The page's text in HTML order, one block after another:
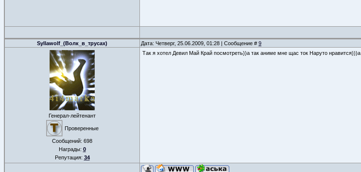
Syllawolf_(Волк_в_трусах) Дата: Четверг, 25.06.2009, 01:28 | Сообщение # 9
Генерал-лейтенант
Проверенные
Сообщений: 698
Награды: 0
Репутация: 34
Так я хотел Девил Май Край посмотреть))а так аниме мне щас ток Наруто